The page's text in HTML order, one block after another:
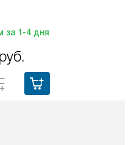
за 1-4 дня
руб.